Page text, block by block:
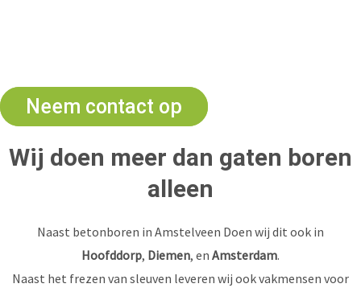
Neem contact op
Wij doen meer dan gaten boren
alleen
Naast betonboren in Amstelveen Doen wij dit ook in
Hoofddorp, Diemen, en Amsterdam.
Naast het frezen van sleuven leveren wij ook vakmensen voor